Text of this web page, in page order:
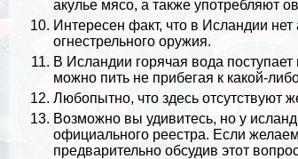
акулье мясо, а также употрeбляют
Интересен факт, что в Исландии
огнестрельного оружия.
В Исландии горячая вода
можно пить не прибегая к какой-
Любопытно, что здесь отсутствуют
Возможно вы удивитесь, но у
официального реестра. Если
предварительно обсудив этот